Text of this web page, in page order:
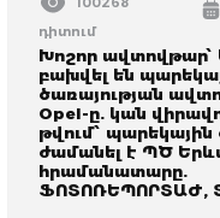
դիտում
Խոշոր ավտովթար՝
բախվել են
ծառայության
Opel-ը. կան
թվում՝
ժամանել է ՊԾ
հրամանատարը.
ՖՈՏՈՌԵՊՈՐՏԱԺ,